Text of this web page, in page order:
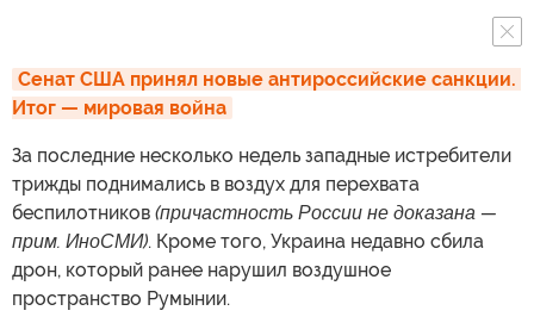
Сенат США принял новые антироссийские санкции.
Итог — мировая война
За последние несколько недель западные истребители
трижды поднимались в воздух для перехвата
беспилотников (причастность России не доказана —
прим. ИноСМИ). Кроме того, Украина недавно сбила
дрон, который ранее нарушил воздушное
пространство Румынии.